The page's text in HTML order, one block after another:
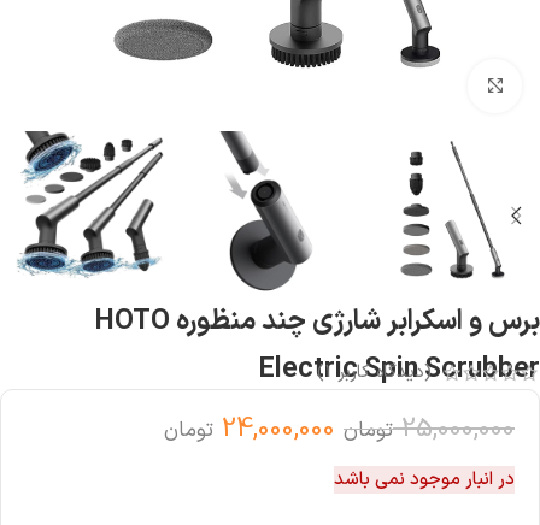
برس و اسکرابر شارژی چند منظوره HOTO
Electric Spin Scrubber
(دیدگاه کاربر1
)
25,000,000 تومان 24,000,000 تومان
در انبار موجود نمی باشد